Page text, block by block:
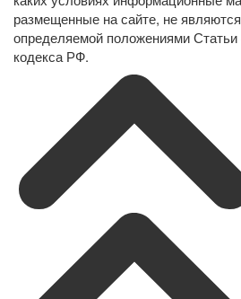
размещенные на сайте, не
определяемой положениями Статьи
кодекса РФ.